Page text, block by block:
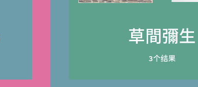
草間彌生
3个结果